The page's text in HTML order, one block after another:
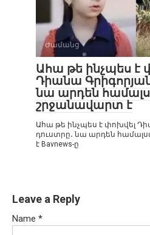
Ժամանց
Ահա թե ինչպես է
Դիանա
նա արդեն
շրջանավարտ է
Ահա թե ինչպես է փոխվել
դուստրը․ նա արդեն
է Bavnews-ը
Leave a Reply
Name *